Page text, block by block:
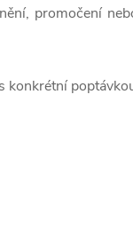
promočení
konkrétní